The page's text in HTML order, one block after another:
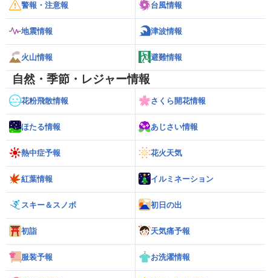
警報・注意報 台風情報
地震情報 津波情報
火山情報 避難情報
自然・季節・レジャー情報
花粉飛散情報 さくら開花情報
ほたる情報 あじさい情報
熱中症予報 花火天気
紅葉情報 イルミネーション
スキー＆スノボ 初日の出
初詣 天気痛予報
服装予報 お洗濯情報